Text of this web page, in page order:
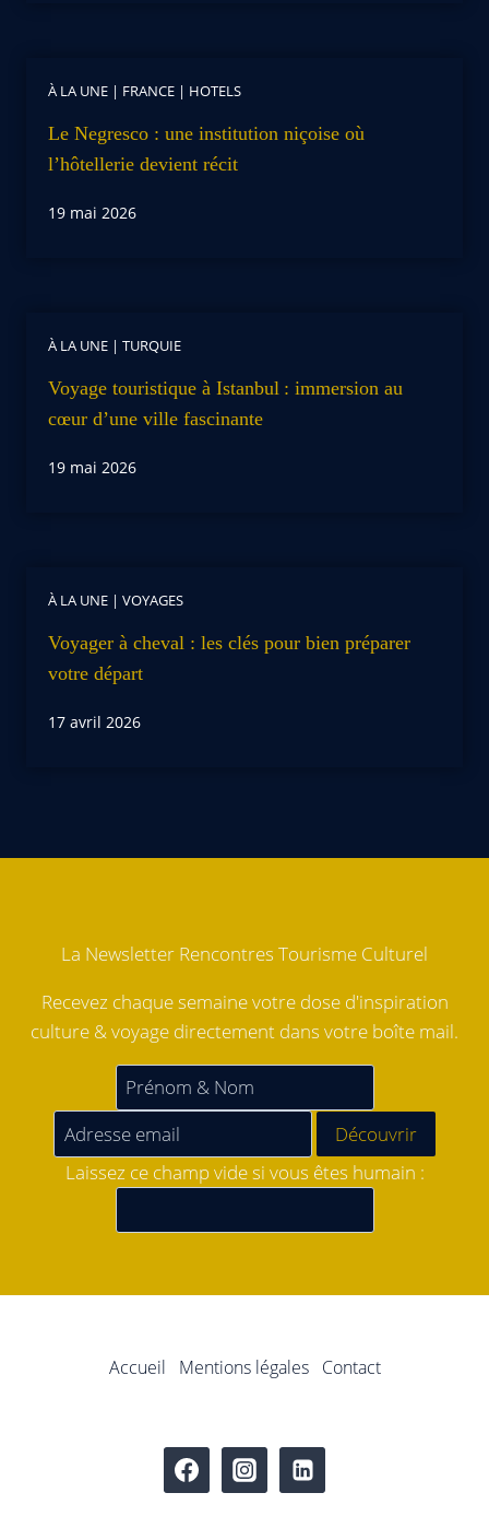
À LA UNE | FRANCE | HOTELS
Le Negresco : une institution niçoise où
l’hôtellerie devient récit
19 mai 2026
À LA UNE | TURQUIE
Voyage touristique à Istanbul : immersion au
cœur d’une ville fascinante
19 mai 2026
À LA UNE | VOYAGES
Voyager à cheval : les clés pour bien préparer
votre départ
17 avril 2026
La Newsletter Rencontres Tourisme Culturel
Recevez chaque semaine votre dose d'inspiration
culture & voyage directement dans votre boîte mail.
Laissez ce champ vide si vous êtes humain :
Accueil Mentions légales Contact